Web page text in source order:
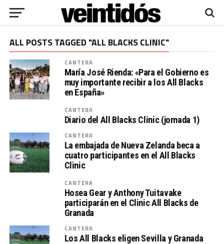
ALL POSTS TAGGED "ALL BLACKS CLINIC"
CANTERA
María José Rienda: «Para el Gobierno es
muy importante recibir a los All Blacks
en España»
CANTERA
Diario del All Blacks Clinic (jornada 1)
CANTERA
La embajada de Nueva Zelanda beca a
cuatro participantes en el All Blacks
Clinic
CANTERA
Hosea Gear y Anthony Tuitavake
participarán en el Clinic All Blacks de
Granada
CANTERA
Los All Blacks eligen Sevilla y Granada